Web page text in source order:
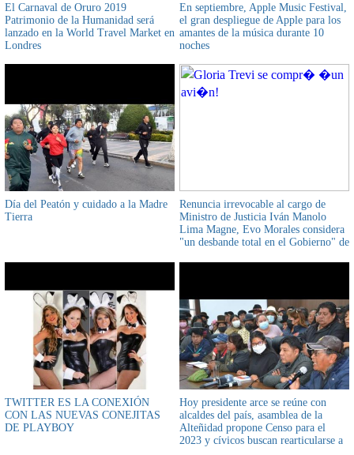
El Carnaval de Oruro 2019
Patrimonio de la Humanidad será
lanzado en la World Travel Market en
Londres
En septiembre, Apple Music Festival,
el gran despliegue de Apple para los
amantes de la música durante 10
noches
Día del Peatón y cuidado a la Madre
Tierra
Renuncia irrevocable al cargo de
Ministro de Justicia Iván Manolo
Lima Magne, Evo Morales considera
"un desbande total en el Gobierno" de
TWITTER ES LA CONEXIÓN
CON LAS NUEVAS CONEJITAS
DE PLAYBOY
Hoy presidente arce se reúne con
alcaldes del país, asamblea de la
Alteñidad propone Censo para el
2023 y cívicos buscan rearticularse a